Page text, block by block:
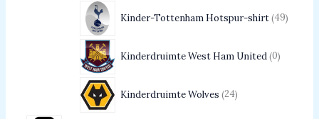
Kinder-Tottenham Hotspur-shirt 49
Kinderdruimte West Ham United 0
Kinderdruimte Wolves 24